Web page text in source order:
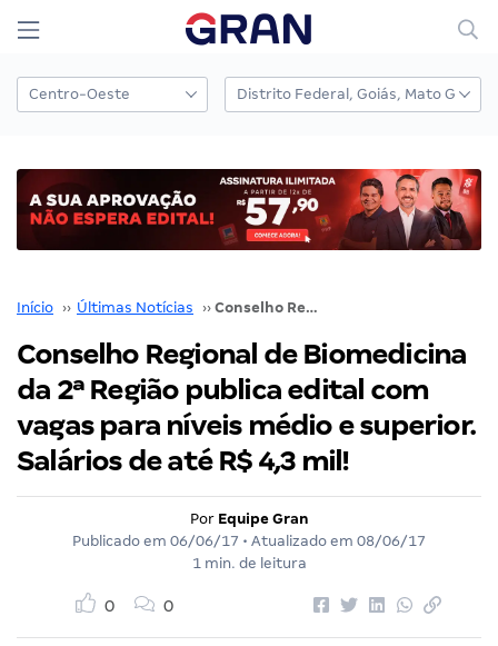
Início ›› Últimas Notícias ›› Conselho Regional de Biomedicina da 2ª Região publica edital com vagas para níveis médio e superior. Salários de até R$ 4,3 mil!
Conselho Regional de Biomedicina
da 2ª Região publica edital com
vagas para níveis médio e superior.
Salários de até R$ 4,3 mil!
Por Equipe Gran
Publicado em 06/06/17 • Atualizado em 08/06/17
1 min. de leitura
0 0